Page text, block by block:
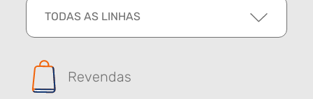
TODAS AS LINHAS
Revendas